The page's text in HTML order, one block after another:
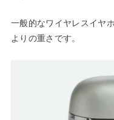
一般的なワイヤレスイヤ
よりの重さです。